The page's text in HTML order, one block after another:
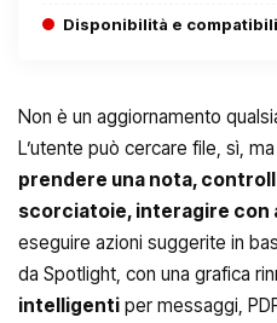
Disponibilità e
Non è un aggiornamento
L’utente può cercare file, sì,
prendere una nota,
scorciatoie, interagire con
eseguire azioni suggerite in
da Spotlight, con una grafica
intelligenti per messaggi,